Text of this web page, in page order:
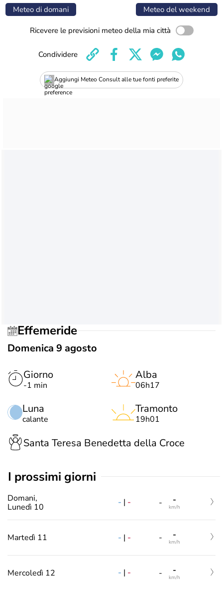
Meteo di domani Meteo del weekend
Ricevere le previsioni meteo della mia città
Aggiungi Meteo Consult alle tue fonti preferite
Condividere
Effemeride
Domenica 9 agosto
Giorno
-1 min
Luna
calante
Alba
06h17
Tramonto
19h01
Santa Teresa Benedetta della Croce
i prossimi giorni
Domani,
Lunedì 10
- | - - -
km/h
Martedì 11 - | - - -
km/h
Mercoledì 12 - | - - -
km/h